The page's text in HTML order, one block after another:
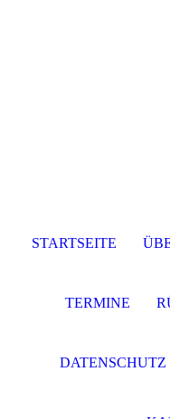
STARTSEITE
TERMINE
DATENSCHUTZ